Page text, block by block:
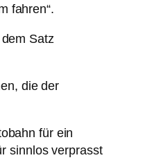
fahren“.
Satz
die der
für ein
sinnlos verprasst